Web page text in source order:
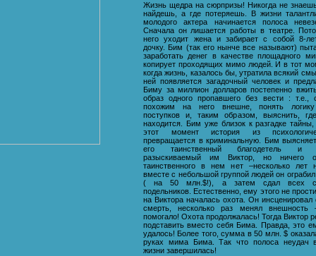
Жизнь щедра на сюрпризы! Никогда не
найдешь, а где потеряешь. В жизни
молодого актера начинается полоса
Сначала он лишается работы в театре.
него уходит жена и забирает с собой 8-
дочку. Бим (так его нынче все называют)
заработать денег в качестве площадного
копирует проходящих мимо людей. И в тот
когда жизнь, казалось бы, утратила всякий
ней появляется загадочный человек и
Биму за миллион долларов постепенно
образ одного пропавшего без вести : т.е.,
похожим на него внешне, понять
поступков и, таким образом, выяснить,
находится. Бим уже близок к разгадке
этот момент история из
превращается в криминальную. Бим
его таинственный благодетель и
разыскиваемый им Виктор, но ничего
таинственного в нем нет –несколько лет
вместе с небольшой группой людей он ограбил
( на 50 млн.$!), а затем сдал всех
подельников. Естественно, ему этого не
на Виктора началась охота. Он инсценировал
смерть, несколько раз менял внешность
помогало! Охота продолжалась! Тогда Виктор
подставить вместо себя Бима. Правда, это
удалось! Более того, сумма в 50 млн. $
руках мима Бима. Так что полоса неудач
жизни завершилась!